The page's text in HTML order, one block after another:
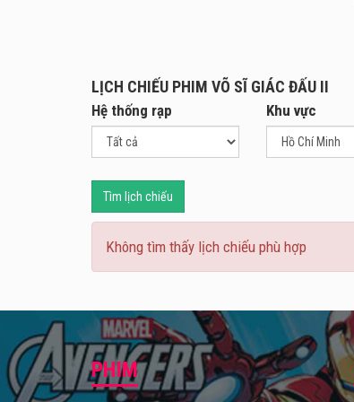
LỊCH CHIẾU PHIM VÕ SĨ GIÁC ĐẤU II
Hệ thống rạp Khu vực
Tìm lịch chiếu
Không tìm thấy lịch chiếu phù hợp
PHIM